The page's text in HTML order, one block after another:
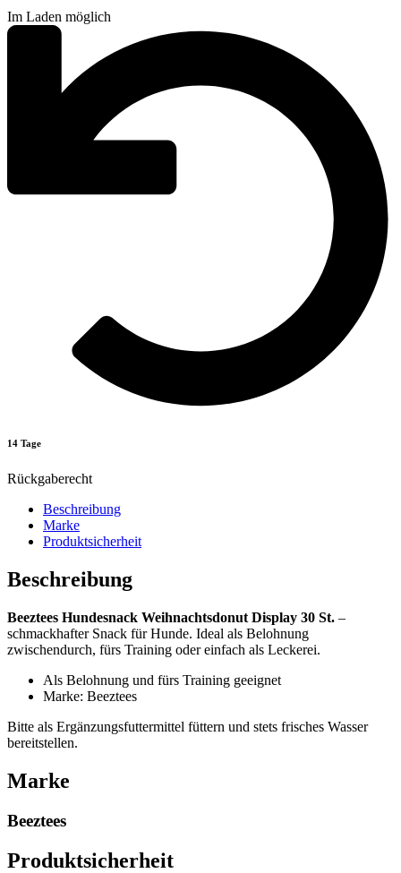
Im Laden möglich
14 Tage
Rückgaberecht
Beschreibung
Marke
Produktsicherheit
Beschreibung
Beeztees Hundesnack Weihnachtsdonut Display 30 St. –
schmackhafter Snack für Hunde. Ideal als Belohnung
zwischendurch, fürs Training oder einfach als Leckerei.
Als Belohnung und fürs Training geeignet
Marke: Beeztees
Bitte als Ergänzungsfuttermittel füttern und stets frisches Wasser
bereitstellen.
Marke
Beeztees
Produktsicherheit